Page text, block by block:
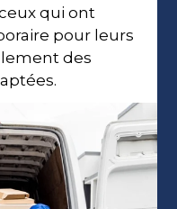
qui ont
pour leurs
des